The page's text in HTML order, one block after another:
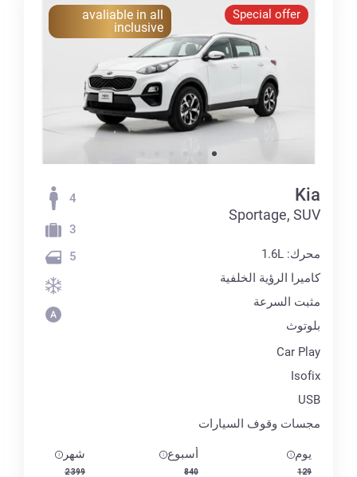
Special offer
avaliable in all
inclusive
Kia
Sportage, SUV
محرك: 1.6L
كاميرا الرؤية الخلفية
مثبت السرعة
بلوتوث
Car Play
Isofix
USB
مجسات وقوف السيارات
4
3
5
يوم
129
أسبوع
840
شهر
2 399